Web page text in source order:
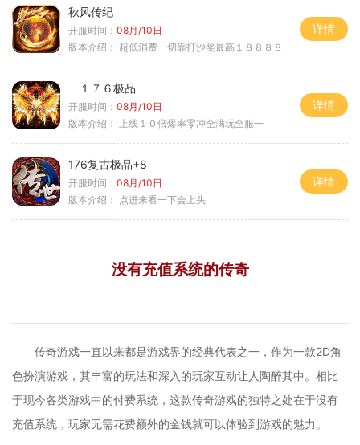
秋风传纪
开服时间： 08月/10日
版本介绍： 超低消费一切靠打沙奖最高１８８８８
详情
１７６极品
开服时间： 08月/10日
版本介绍：
上线１０倍爆率零冲全满玩全服一
详情
176复古极品+8
开服时间： 08月/10日
版本介绍： 点进来看一下会上头
详情
没有充值系统的传奇
传奇游戏一直以来都是游戏界的经典代表之一，作为一款2D角
色扮演游戏，其丰富的玩法和深入的玩家互动让人陶醉其中。相比
于现今各类游戏中的付费系统，这款传奇游戏的独特之处在于没有
充值系统，玩家无需花费额外的金钱就可以体验到游戏的魅力。